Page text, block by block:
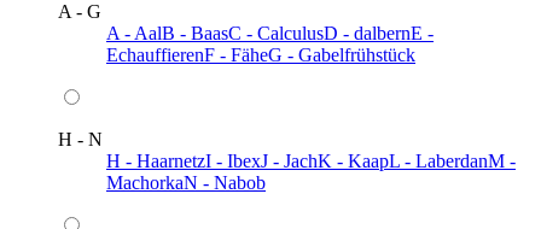
A - G
A - AalB - BaasC - CalculusD - dalbernE -
EchauffierenF - FäheG - Gabelfrühstück
H - N
H - HaarnetzI - IbexJ - JachK - KaapL - LaberdanM -
MachorkaN - Nabob